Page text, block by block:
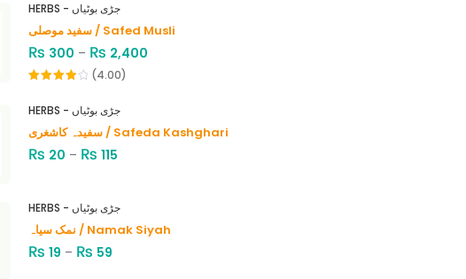
HERBS - جڑی بوٹیاں
سفید موصلی / Safed Musli
₨ 300 – ₨ 2,400
of 5
(4.00)
HERBS - جڑی بوٹیاں
سفیدہ کاشغری / Safeda Kashghari
₨ 20 – ₨ 115
HERBS - جڑی بوٹیاں
نمک سیاہ / Namak Siyah
₨ 19 – ₨ 59